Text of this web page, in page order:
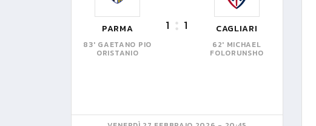
PARMA
83' GAETANO PIO
ORISTANIO
1 1 CAGLIARI
62' MICHAEL
FOLORUNSHO